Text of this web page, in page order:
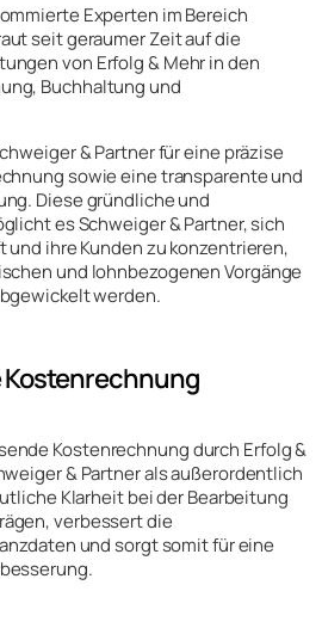
Experten im Bereich
seit geraumer Zeit auf die
von Erfolg & Mehr in den
Buchhaltung und
& Partner für eine präzise
sowie eine transparente und
Diese gründliche und
es Schweiger & Partner, sich
und ihre Kunden zu konzentrieren,
und lohnbezogenen Vorgänge
werden.
Kostenrechnung durch Erfolg &
& Partner als außerordentlich
Klarheit bei der Bearbeitung
verbessert die
und sorgt somit für eine